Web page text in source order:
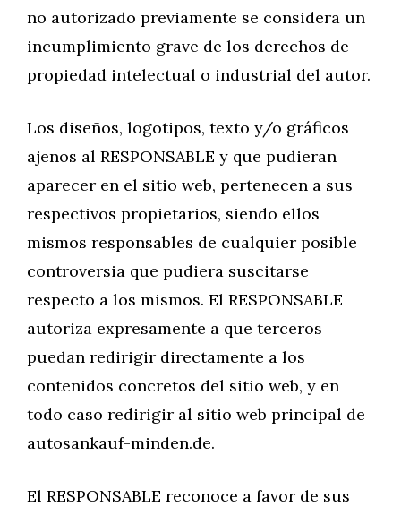
no autorizado previamente se considera un
incumplimiento grave de los derechos de
propiedad intelectual o industrial del autor.
Los diseños, logotipos, texto y/o gráficos
ajenos al RESPONSABLE y que pudieran
aparecer en el sitio web, pertenecen a sus
respectivos propietarios, siendo ellos
mismos responsables de cualquier posible
controversia que pudiera suscitarse
respecto a los mismos. El RESPONSABLE
autoriza expresamente a que terceros
puedan redirigir directamente a los
contenidos concretos del sitio web, y en
todo caso redirigir al sitio web principal de
autosankauf-minden.de.
El RESPONSABLE reconoce a favor de sus